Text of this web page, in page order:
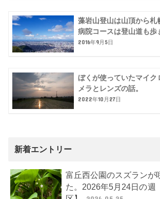
藻岩山登山は山頂から札
病院コースは登山道も歩
2016年9月5日
ぼくが使っていたマイク
メラとレンズの話。
2022年10月27日
新着エントリー
富丘西公園のスズランが
た。2026年5月24日の週